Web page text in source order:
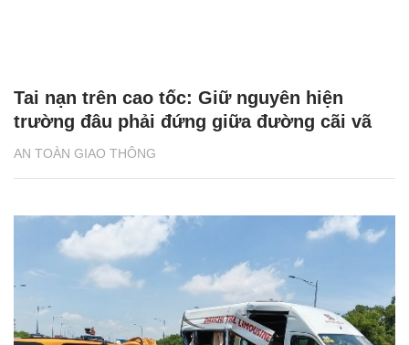
AN TOÀN GIAO THÔNG
Tai nạn trên cao tốc: Giữ nguyên hiện
trường đâu phải đứng giữa đường cãi vã